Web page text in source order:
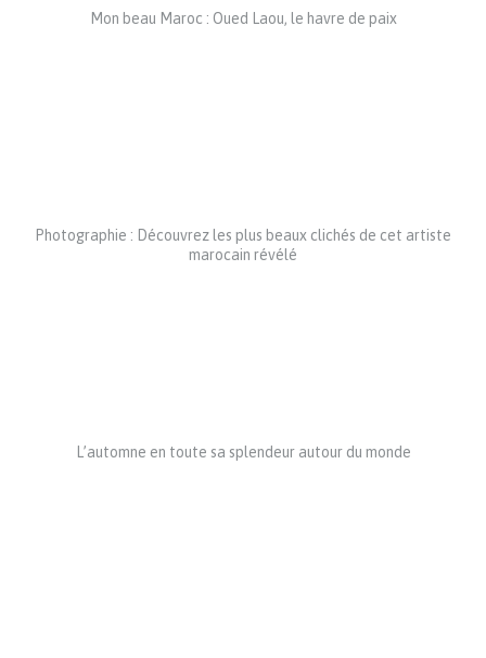
Mon beau Maroc : Oued Laou, le havre de paix
Photographie : Découvrez les plus beaux clichés de cet artiste
marocain révélé
L’automne en toute sa splendeur autour du monde